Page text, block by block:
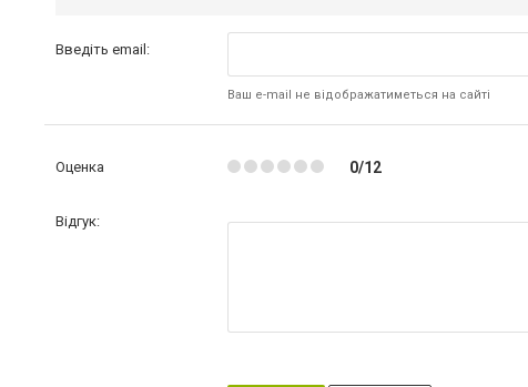
Введіть email:
Ваш e-mail не відображатиметься на сайті
Оценка 0/12
Відгук: